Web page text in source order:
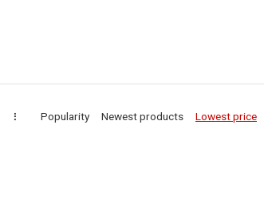
Popularity Newest products Lowest price